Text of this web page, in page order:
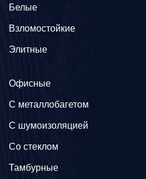
Белые
Взломостойкие
Элитные
Офисные
C металлобагетом
С шумоизоляцией
Со стеклом
Тамбурные